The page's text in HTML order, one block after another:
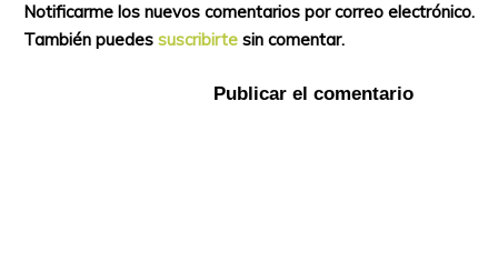
Notificarme los nuevos comentarios por correo electrónico.
También puedes suscribirtesin comentar.